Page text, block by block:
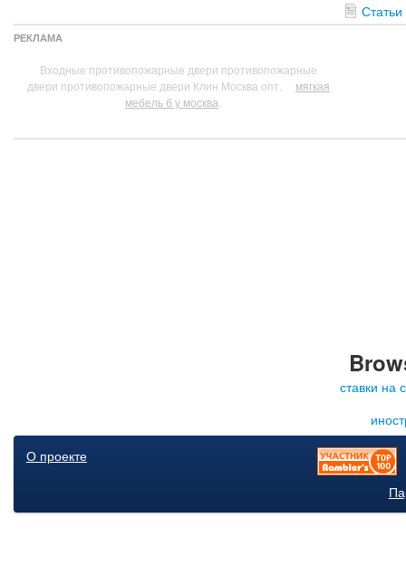
Статьи
РЕКЛАМА
Входные противопожарные двери противопожарные
двери противопожарные двери Клин Москва опт.
мягкая
мебель б у москва
ставки на
О проекте